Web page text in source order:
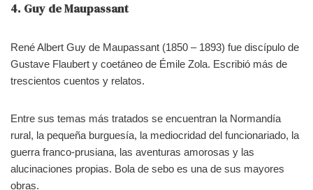
4. Guy de Maupassant
René Albert Guy de Maupassant (1850 – 1893) fue discípulo de
Gustave Flaubert y coetáneo de Émile Zola. Escribió más de
trescientos cuentos y relatos.
Entre sus temas más tratados se encuentran la Normandía
rural, la pequeña burguesía, la mediocridad del funcionariado, la
guerra franco-prusiana, las aventuras amorosas y las
alucinaciones propias. Bola de sebo es una de sus mayores
obras.